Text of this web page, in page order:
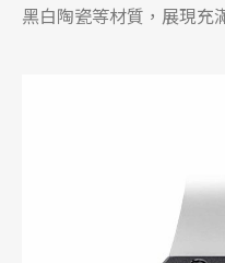
黑白陶瓷等材質，展現充